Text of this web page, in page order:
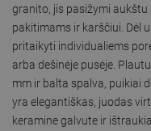
granito, jis pasižymi
pakitimams ir karščiui. Dėl
pritaikyti individualiems
arba dešinėje pusėje.
mm ir balta spalva, puikiai
yra elegantiškas, juodas
keramine galvute ir